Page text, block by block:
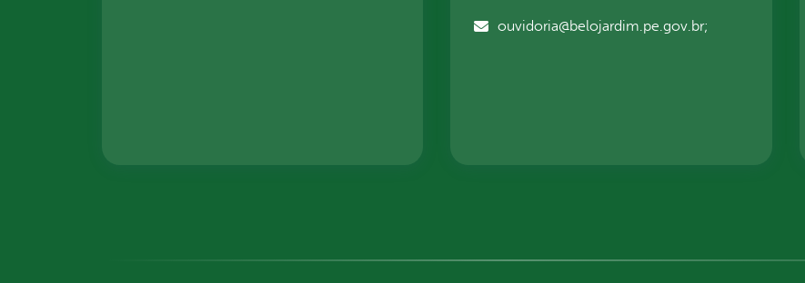
ouvidoria@belojardim.pe.gov.br;